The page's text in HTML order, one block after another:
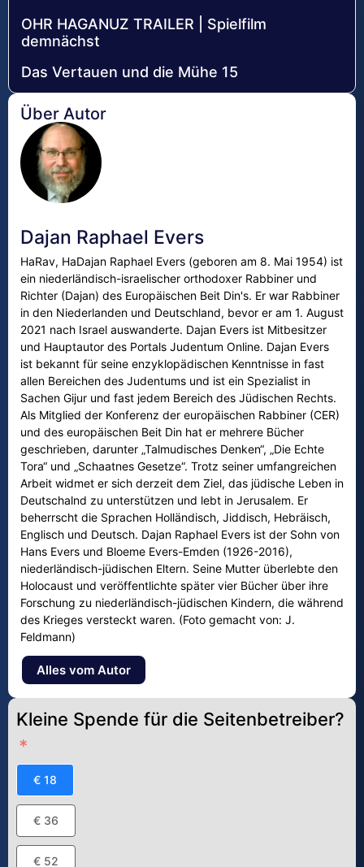
OHR HAGANUZ TRAILER | Spielfilm
demnächst
Das Vertauen und die Mühe 15
Über Autor
Dajan Raphael Evers
HaRav, HaDajan Raphael Evers (geboren am 8. Mai 1954) ist
ein niederländisch-israelischer orthodoxer Rabbiner und
Richter (Dajan) des Europäischen Beit Din's. Er war Rabbiner
in den Niederlanden und Deutschland, bevor er am 1. August
2021 nach Israel auswanderte. Dajan Evers ist Mitbesitzer
und Hauptautor des Portals Judentum Online. Dajan Evers
ist bekannt für seine enzyklopädischen Kenntnisse in fast
allen Bereichen des Judentums und ist ein Spezialist in
Sachen Gijur und fast jedem Bereich des Jüdischen Rechts.
Als Mitglied der Konferenz der europäischen Rabbiner (CER)
und des europäischen Beit Din hat er mehrere Bücher
geschrieben, darunter „Talmudisches Denken“, „Die Echte
Tora“ und „Schaatnes Gesetze“. Trotz seiner umfangreichen
Arbeit widmet er sich derzeit dem Ziel, das jüdische Leben in
Deutschalnd zu unterstützen und lebt in Jerusalem. Er
beherrscht die Sprachen Holländisch, Jiddisch, Hebräisch,
Englisch und Deutsch. Dajan Raphael Evers ist der Sohn von
Hans Evers und Bloeme Evers-Emden (1926-2016),
niederländisch-jüdischen Eltern. Seine Mutter überlebte den
Holocaust und veröffentlichte später vier Bücher über ihre
Forschung zu niederländisch-jüdischen Kindern, die während
des Krieges versteckt waren. (Foto gemacht von: J.
Feldmann)
Alles vom Autor
Kleine Spende für die Seitenbetreiber?
€ 18
€ 36
€ 52